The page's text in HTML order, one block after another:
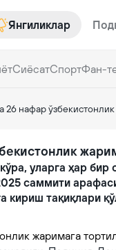
Янгиликлар
СиёсатСпортФан-
26 нафар
уларга ҳар
саммити
кириш тақиқлари